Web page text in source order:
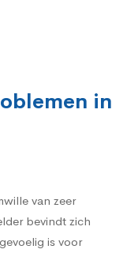
in
van zeer
bevindt zich
is voor